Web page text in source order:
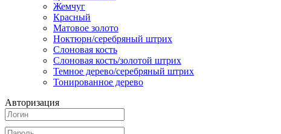
Жемчуг
Красный
Матовое золото
Ноктюрн/серебряный штрих
Слоновая кость
Слоновая кость/золотой штрих
Темное дерево/серебряный штрих
Тонированное дерево
Авторизация